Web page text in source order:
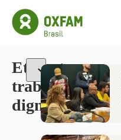
Etiqueta:
trabalho
digno